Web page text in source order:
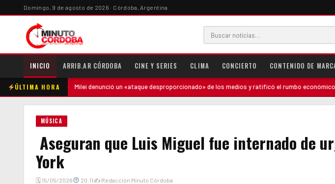
Domingo, 9 de agosto de 2026 · Córdoba, Argentina
INICIO ARRIB.AR CÓRDOBA CINE Y SERIES CLIMA CONCIERTO CONTENIDO DE
ÚLTIMA HORA
madre · Milei denunció un «ataque desproporcionado» de los medios y ratificó el rumbo económico ·
MÚSICA
Aseguran que Luis Miguel fue internado de
York
🗓 15/05/2026 20:11✍ Redacción Minuto Córdoba